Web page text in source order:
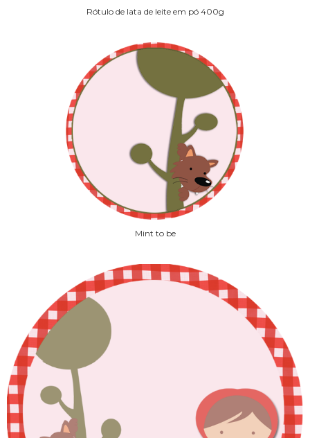
Rótulo de lata de leite em pó 400g
Mint to be